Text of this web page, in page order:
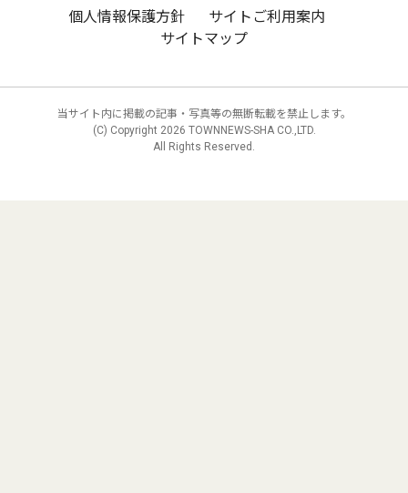
個人情報保護方針
サイトご利用案内
サイトマップ
当サイト内に掲載の記事・写真等の無断転載を禁止します。
(C) Copyright 2026 TOWNNEWS-SHA CO.,LTD.
All Rights Reserved.